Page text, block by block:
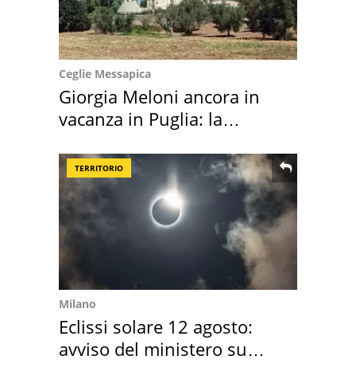
Ceglie Messapica
Giorgia Meloni ancora in
vacanza in Puglia: la
TERRITORIO
Milano
Eclissi solare 12 agosto:
avviso del ministero su